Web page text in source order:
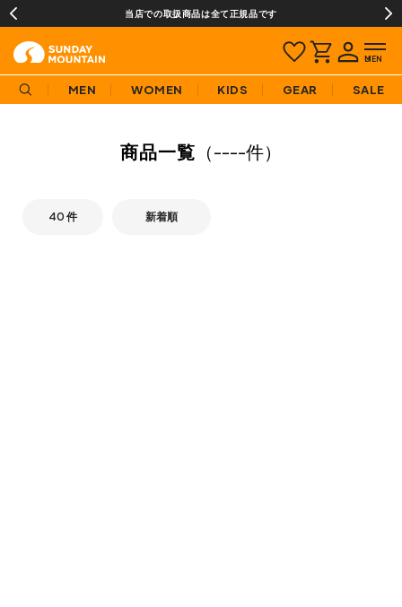
当店での取扱商品は全て正規品です
MEN WOMEN KIDS GEAR SALE
商品一覧 （----件）